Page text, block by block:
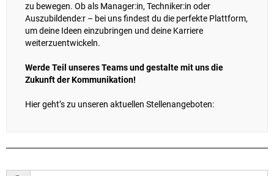
zu bewegen. Ob als Manager:in, Techniker:in oder
Auszubildende:r – bei uns findest du die perfekte Plattform,
um deine Ideen einzubringen und deine Karriere
weiterzuentwickeln.
Werde Teil unseres Teams und gestalte mit uns die
Zukunft der Kommunikation!
Hier geht’s zu unseren aktuellen Stellenangeboten: